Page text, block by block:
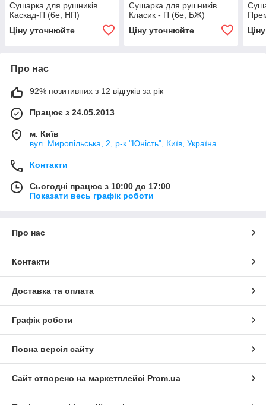
Сушарка для рушників
Каскад-П (6е, НП)
Ціну уточнюйте
Сушарка для рушників
Класик - П (6е, БЖ)
Ціну уточнюйте
Про нас
92% позитивних з 12 відгуків за рік
Працює з 24.05.2013
м. Київ
вул. Миропільська, 2, р-к "Юність", Київ, Україна
Контакти
Сьогодні працює з 10:00 до 17:00
Показати весь графік роботи
Про нас
Контакти
Доставка та оплата
Графік роботи
Повна версія сайту
Сайт створено на маркетплейсі Prom.ua